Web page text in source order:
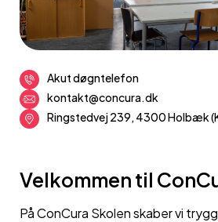
Akut døgntelefon
kontakt@concura.dk
Ringstedvej 239, 4300 Holbæk
Velkommen til
På ConCura Skolen skaber vi